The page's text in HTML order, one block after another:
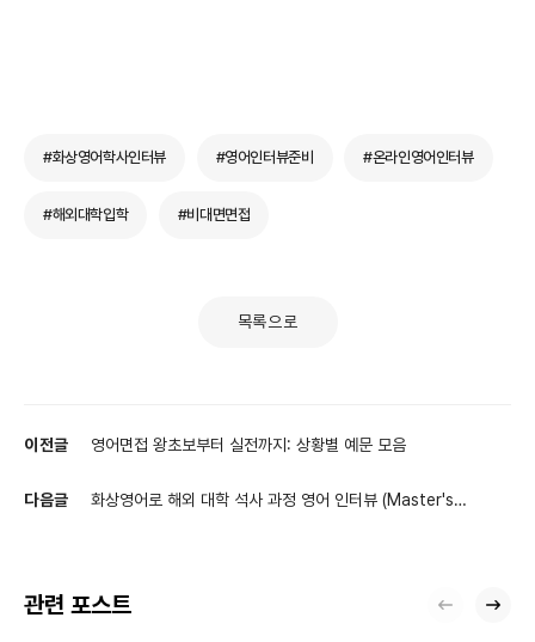
#화상영어학사인터뷰 #영어인터뷰준비 #온라인영어인터뷰
#해외대학입학 #비대면면접
목록으로
이전글 영어면접 왕초보부터 실전까지: 상황별 예문 모음
다음글
화상영어로 해외 대학 석사 과정 영어 인터뷰 (Master's
관련 포스트